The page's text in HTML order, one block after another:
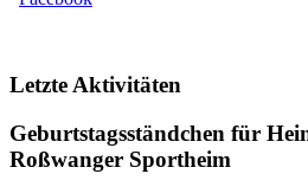
Letzte Aktivitäten
Geburtstagsständchen für
Roßwanger Sportheim